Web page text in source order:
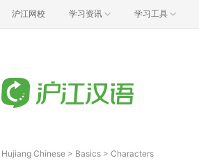
沪江网校 学习资讯 学习工具
Hujiang Chinese > Basics > Characters